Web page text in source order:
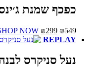
כפכף שמנת ג׳ינס 2
₪549
המחיר
המקורי
₪549.
₪299
המחיר
הנוכחי
₪299.
NOW
REPLAY
נעל סניקרס